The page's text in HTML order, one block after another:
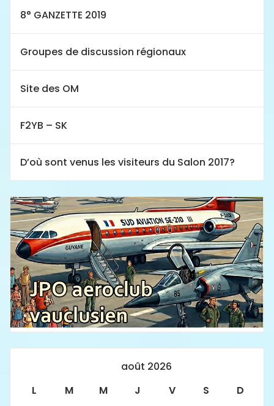
8° GANZETTE 2019
Groupes de discussion régionaux
Site des OM
F2YB – SK
D’où sont venus les visiteurs du Salon 2017?
août 2026
L
M M J V S
D